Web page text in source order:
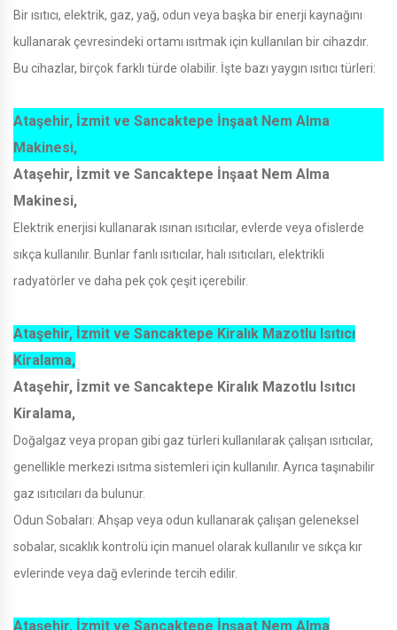
Bir ısıtıcı, elektrik, gaz, yağ, odun veya başka bir enerji kaynağını
kullanarak çevresindeki ortamı ısıtmak için kullanılan bir cihazdır.
Bu cihazlar, birçok farklı türde olabilir. İşte bazı yaygın ısıtıcı türleri:
Ataşehir, İzmit ve Sancaktepe İnşaat Nem Alma
Makinesi,
Ataşehir, İzmit ve Sancaktepe İnşaat Nem Alma
Makinesi,
Elektrik enerjisi kullanarak ısınan ısıtıcılar, evlerde veya ofislerde
sıkça kullanılır. Bunlar fanlı ısıtıcılar, halı ısıtıcıları, elektrikli
radyatörler ve daha pek çok çeşit içerebilir.
Ataşehir, İzmit ve Sancaktepe Kiralık Mazotlu Isıtıcı
Kiralama,
Ataşehir, İzmit ve Sancaktepe Kiralık Mazotlu Isıtıcı
Kiralama,
Doğalgaz veya propan gibi gaz türleri kullanılarak çalışan ısıtıcılar,
genellikle merkezi ısıtma sistemleri için kullanılır. Ayrıca taşınabilir
gaz ısıtıcıları da bulunur.
Odun Sobaları: Ahşap veya odun kullanarak çalışan geleneksel
sobalar, sıcaklık kontrolü için manuel olarak kullanılır ve sıkça kır
evlerinde veya dağ evlerinde tercih edilir.
Ataşehir, İzmit ve Sancaktepe İnşaat Nem Alma